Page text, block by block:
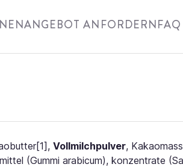
ANGEBOT ANFORDERNFAQ
Vollmilchpulver,
(Gummi arabicum), konzentrate